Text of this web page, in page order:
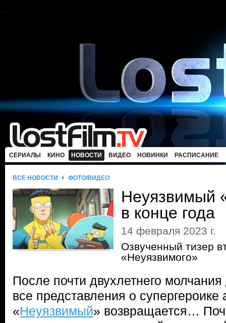
СЕРИАЛЫ КИНО НОВОСТИ ВИДЕО НОВИНКИ РАСПИСАНИЕ
ВСЕ НОВОСТИ ФОТО/ВИДЕО
Неуязвимый
в конце года
14 февраля 2023 г.
Озвученный тизер
«Неуязвимого»
После почти двухлетнего
все представления о
«Неуязвимый» возвращается…